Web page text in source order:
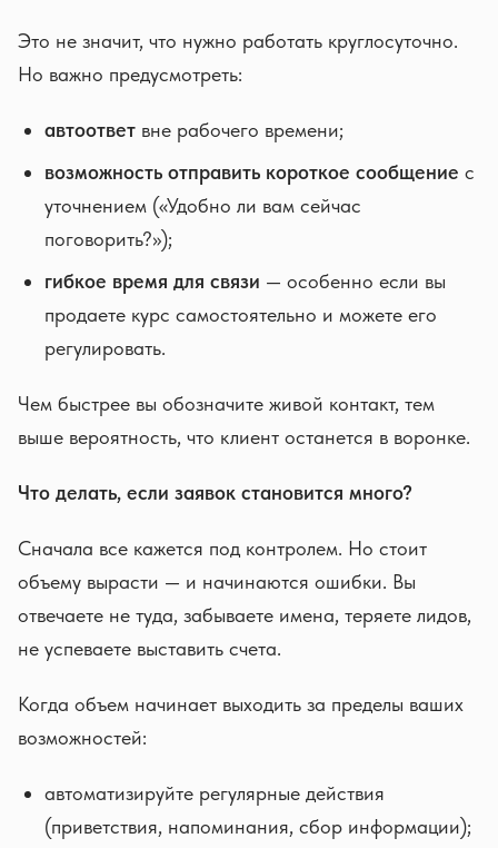
Это не значит, что нужно работать круглосуточно.
Но важно предусмотреть:
автоответ вне рабочего времени;
возможность отправить короткое сообщение с
уточнением («Удобно ли вам сейчас
поговорить?»);
гибкое время для связи — особенно если вы
продаете курс самостоятельно и можете его
регулировать.
Чем быстрее вы обозначите живой контакт, тем
выше вероятность, что клиент останется в воронке.
Что делать, если заявок становится много?
Сначала все кажется под контролем. Но стоит
объему вырасти — и начинаются ошибки. Вы
отвечаете не туда, забываете имена, теряете лидов,
не успеваете выставить счета.
Когда объем начинает выходить за пределы ваших
возможностей:
автоматизируйте регулярные действия
(приветствия, напоминания, сбор информации);